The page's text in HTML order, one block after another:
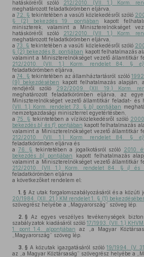
hatásköréről szóló
212/2010. (VII. 1.) Korm.
meghatározott feladatkörömben eljárva,
a 72. § tekintetében a vasúti közlekedésről szóló
§ (2) bekezdés 19. pontjában kapott
miniszterek, valamint a Miniszterelnökséget
hatásköréről szóló
212/2010. (VII. 1.) Korm.
meghatározott feladatkörömben eljárva,
a73. § tekintetében a vasúti közlekedésről szóló
§ (2) bekezdés 8. pontjában kapott felhatalmazás
valamint a Miniszterelnökséget vezető államtitkár
212/2010. (VII. 1.) Korm. rendelet 84. §e)
feladatkörömben eljárva,
a74. § tekintetében az államháztartásról szóló
(9) bekezdésében kapott felhatalmazás alapján,
rendjéről szóló
292/2009. (XII. 19.) Korm.
meghatározott feladatkörömben eljárva, az
Miniszterelnökséget vezető államtitkár feladat- és
(VII. 1.) Korm. rendelet 73. §b) pontjában
nemzetgazdasági miniszterrel egyetértésben,
a 75. § tekintetében a víziközlekedésről szóló
bekezdésb) ésf) pontjában kapott felhatalmazás
valamint a Miniszterelnökséget vezető államtitkár
212/2010. (VII. 1.) Korm. rendelet 84. §e)
feladatkörömben eljárva és
a 76. § tekintetében a jogalkotásról szóló 2010.
bekezdés b) pontjában
kapott felhatalmazás
valamint a Miniszterelnökséget vezető államtitkár
212/2010. (VII. 1.) Korm. rendelet 84. §i) és
feladatkörömben eljárva
a következőket rendelem el:
1. § Az utak forgalomszabályozásáról és a közúti
20/1984. (XII. 21.) KM rendelet 1. § (1)
szövegrész helyébe a „Magyarország” szöveg lép.
2. § Az egyes veszélyes tevékenységek
szabályzatok kiadásáról szóló 17/1993. (VII. 1.)
1. pont 1.4. alpontjában az „a Magyar
„Magyarország” szöveg lép.
3. § A közutak igazgatásáról szóló19/1994. (V.
az „a Magyar Köztársaság” szövegrész helyébe a